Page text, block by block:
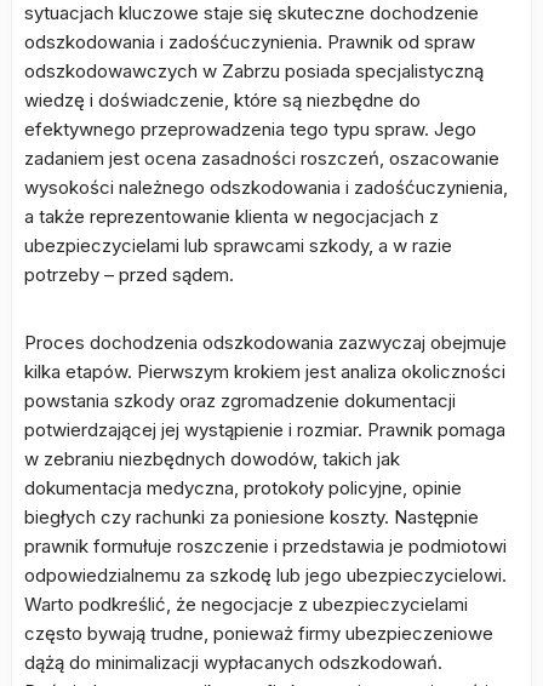
sytuacjach kluczowe staje się skuteczne dochodzenie
odszkodowania i zadośćuczynienia. Prawnik od spraw
odszkodowawczych w Zabrzu posiada specjalistyczną
wiedzę i doświadczenie, które są niezbędne do
efektywnego przeprowadzenia tego typu spraw. Jego
zadaniem jest ocena zasadności roszczeń, oszacowanie
wysokości należnego odszkodowania i zadośćuczynienia,
a także reprezentowanie klienta w negocjacjach z
ubezpieczycielami lub sprawcami szkody, a w razie
potrzeby – przed sądem.
Proces dochodzenia odszkodowania zazwyczaj obejmuje
kilka etapów. Pierwszym krokiem jest analiza okoliczności
powstania szkody oraz zgromadzenie dokumentacji
potwierdzającej jej wystąpienie i rozmiar. Prawnik pomaga
w zebraniu niezbędnych dowodów, takich jak
dokumentacja medyczna, protokoły policyjne, opinie
biegłych czy rachunki za poniesione koszty. Następnie
prawnik formułuje roszczenie i przedstawia je podmiotowi
odpowiedzialnemu za szkodę lub jego ubezpieczycielowi.
Warto podkreślić, że negocjacje z ubezpieczycielami
często bywają trudne, ponieważ firmy ubezpieczeniowe
dążą do minimalizacji wypłacanych odszkodowań.